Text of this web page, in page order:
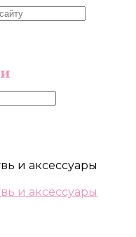
и аксессуары
и аксессуары